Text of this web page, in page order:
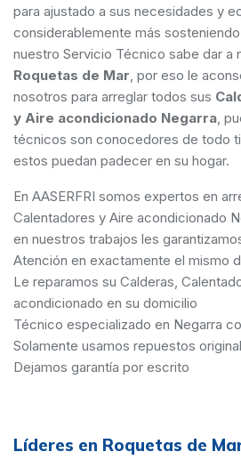
para ajustado a sus necesidades y
considerablemente más
nuestro Servicio Técnico sabe dar a
Roquetas de Mar, por eso le
nosotros para arreglar todos sus
y Aire acondicionado Negarra,
técnicos son conocedores de todo
estos puedan padecer en su hogar.
En AASERFRI somos expertos en
Calentadores y Aire acondicionado
en nuestros trabajos les
Atención en exactamente el mismo
Le reparamos su Calderas,
acondicionado en su domicilio
Técnico especializado en Negarra
Solamente usamos repuestos
Dejamos garantía por escrito
Líderes en Roquetas de